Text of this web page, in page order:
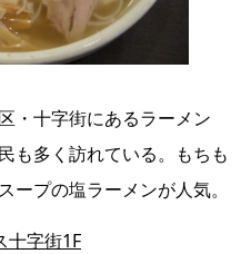
・十字街にあるラーメン
も多く訪れている。もちも
ープの塩ラーメンが人気。
字街1F